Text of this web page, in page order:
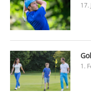
17.
1.